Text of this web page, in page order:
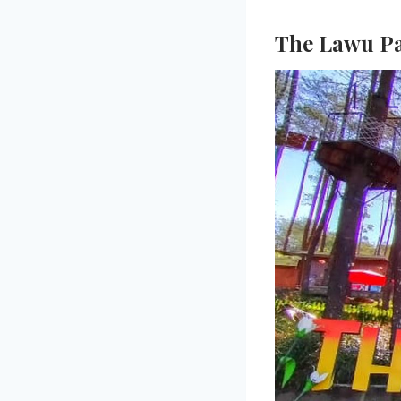
The Lawu